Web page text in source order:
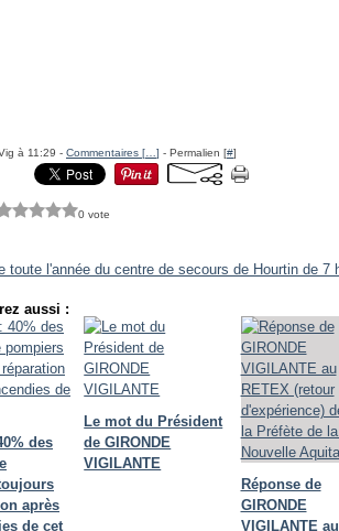
à 11:29 - Commentaires [ ] - Permalien [#]
0 vote
aussi :
des
après
de cet
Le mot du Président
de GIRONDE
VIGILANTE
Réponse de
GIRONDE
VIGILANTE au